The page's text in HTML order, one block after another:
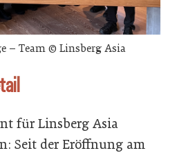
– Team © Linsberg Asia
für Linsberg Asia
Seit der Eröffnung am